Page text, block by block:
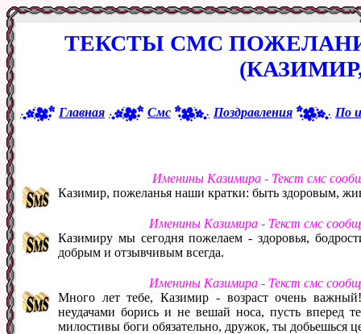
ТЕКСТЫ СМС
Главная Смс Поздравления По
Именины Казимира - Текст смс
Казимир, пожеланья наши кратки: быть здоровым,
Именины Казимира - Текст смс
Казимиру мы сегодня пожелаем - здоровья,
добрым и отзывчивым всегда.
Именины Казимира - Текст смс
Много лет тебе, Казимир - возраст очень
неудачами борись и не вешай носа, пусть вперед
милостивы боги обязательно, дружок, ты